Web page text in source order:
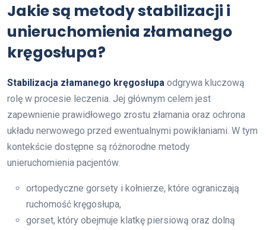
Jakie są metody stabilizacji i
unieruchomienia złamanego
kręgosłupa?
Stabilizacja złamanego kręgosłupa odgrywa kluczową
rolę w procesie leczenia. Jej głównym celem jest
zapewnienie prawidłowego zrostu złamania oraz ochrona
układu nerwowego przed ewentualnymi powikłaniami. W tym
kontekście dostępne są różnorodne metody
unieruchomienia pacjentów.
ortopedyczne gorsety i kołnierze, które ograniczają
ruchomość kręgosłupa,
gorset, który obejmuje klatkę piersiową oraz dolną